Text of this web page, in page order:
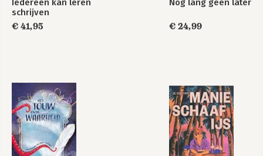
De school als
werkplaats
Iedereen kan leren
schrijven
€ 41,95
Nog lang geen later
€ 24,99